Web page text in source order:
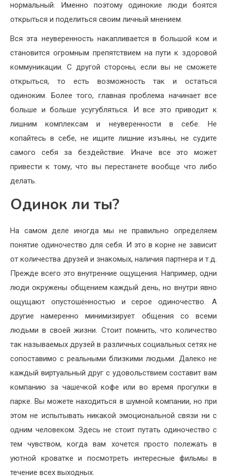
нормальный. Именно поэтому одинокие люди боятся
открыться и поделиться своим личный мнением.
Вся эта неуверенность накапливается в большой ком и
становится огромным препятствием на пути к здоровой
коммуникации. С другой стороны, если вы не сможете
открыться, то есть возможность так и остаться
одиноким. Более того, главная проблема начинает все
больше и больше усугубляться. И все это приводит к
лишним комплексам и неуверенности в себе. Не
копайтесь в себе, не ищите лишние изъяны, не судите
самого себя за бездействие. Иначе все это может
привести к тому, что вы перестанете вообще что либо
делать.
Одинок ли ты?
На самом деле иногда мы не правильно определяем
понятие одиночество для себя. И это в корне не зависит
от количества друзей и знакомых, наличия партнера и т.д.
Прежде всего это внутренние ощущения. Например, одни
люди окружены общением каждый день, но внутри явно
ощущают опустошённостью и серое одиночество. А
другие намеренно минимизирует общения со всеми
людьми в своей жизни. Стоит помнить, что количество
так называемых друзей в различных социальных сетях не
сопоставимо с реальными близкими людьми. Далеко не
каждый виртуальный друг с удовольствием составит вам
компанию за чашечкой кофе или во время прогулки в
парке. Вы можете находиться в шумной компании, но при
этом не испытывать никакой эмоциональной связи ни с
одним человеком. Здесь не стоит путать одиночество с
тем чувством, когда вам хочется просто полежать в
уютной кроватке и посмотреть интересные фильмы в
течение всех выходных.